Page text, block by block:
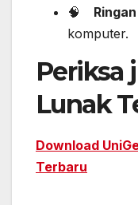
🧠 Ringan
komputer.
Periksa
Lunak
Download
Terbaru